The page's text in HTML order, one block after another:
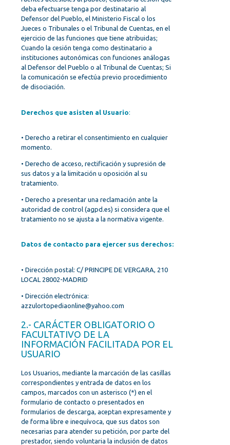
deba efectuarse tenga por destinatario al
Defensor del Pueblo, el Ministerio Fiscal o los
Jueces o Tribunales o el Tribunal de Cuentas, en el
ejercicio de las funciones que tiene atribuidas;
Cuando la cesión tenga como destinatario a
instituciones autonómicas con funciones análogas
al Defensor del Pueblo o al Tribunal de Cuentas; Si
la comunicación se efectúa previo procedimiento
de disociación.
Derechos que asisten al Usuario:
• Derecho a retirar el consentimiento en cualquier
momento.
• Derecho de acceso, rectificación y supresión de
sus datos y a la limitación u oposición al su
tratamiento.
• Derecho a presentar una reclamación ante la
autoridad de control (agpd.es) si considera que el
tratamiento no se ajusta a la normativa vigente.
Datos de contacto para ejercer sus derechos:
• Dirección postal: C/ PRINCIPE DE VERGARA, 210
LOCAL 28002-MADRID
• Dirección electrónica:
azzulortopediaonline@yahoo.com
2.- CARÁCTER OBLIGATORIO O
FACULTATIVO DE LA
INFORMACIÓN FACILITADA POR EL
USUARIO
Los Usuarios, mediante la marcación de las casillas
correspondientes y entrada de datos en los
campos, marcados con un asterisco (*) en el
formulario de contacto o presentados en
formularios de descarga, aceptan expresamente y
de forma libre e inequívoca, que sus datos son
necesarias para atender su petición, por parte del
prestador, siendo voluntaria la inclusión de datos